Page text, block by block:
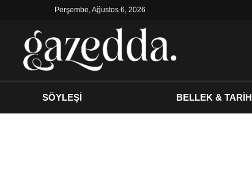
Perşembe, Ağustos 6, 2026
SÖYLEŞİ BELLEK & TARİH